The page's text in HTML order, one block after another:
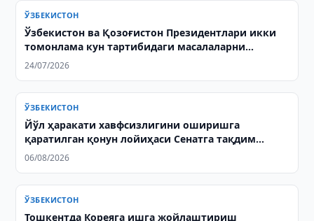
ЎЗБЕКИСТОН
Ўзбекистон ва Қозоғистон Президентлари икки
томонлама кун тартибидаги масалаларни
муҳокама қилдилар
24/07/2026
ЎЗБЕКИСТОН
Йўл ҳаракати хавфсизлигини оширишга
қаратилган қонун лойиҳаси Сенатга тақдим
этилди
06/08/2026
ЎЗБЕКИСТОН
Тошкентда Кореяга ишга жойлаштириш